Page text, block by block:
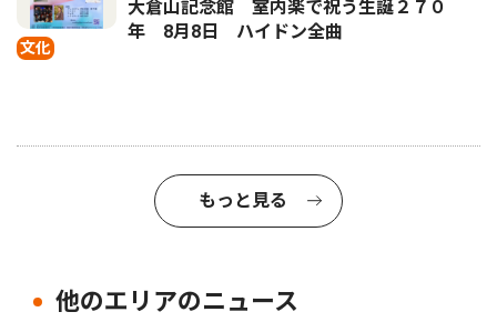
文化
大倉山記念館 室内楽で祝う生誕２７０
年 8月8日 ハイドン全曲
もっと見る
他のエリアのニュース